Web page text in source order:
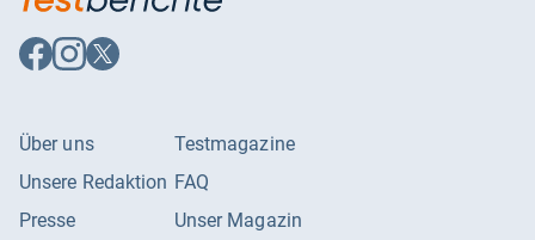
Auf
Facebook
Auf
Instagram
Auf
X
Über uns
Unsere Redaktion
Presse
Testmagazine
FAQ
Unser Magazin